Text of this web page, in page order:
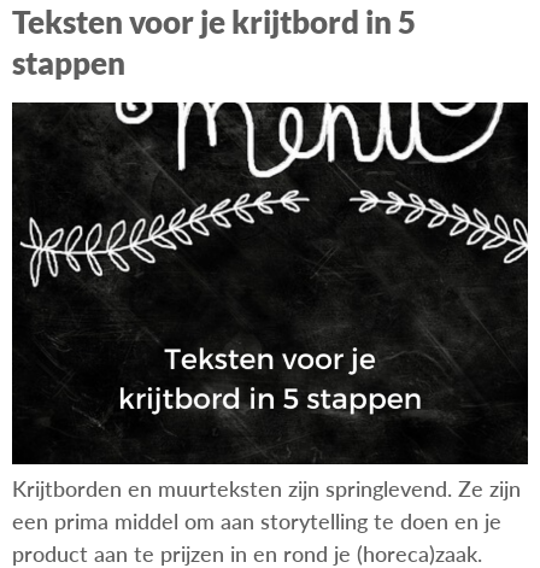
Teksten voor je krijtbord in 5
stappen
Krijtborden en muurteksten zijn springlevend. Ze zijn
een prima middel om aan storytelling te doen en je
product aan te prijzen in en rond je (horeca)zaak.